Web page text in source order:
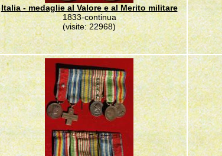
Italia - medaglie al Valore e al Merito militare
1833-continua
(visite: 22968)